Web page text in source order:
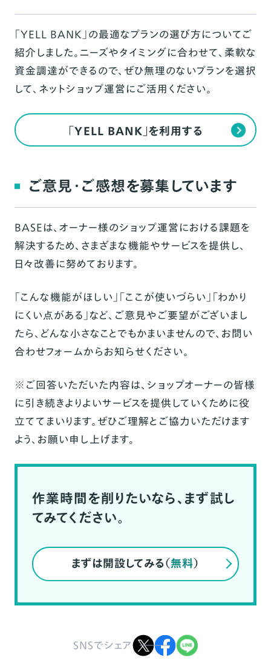
「YELL BANK」の最適なプランの選び方についてご
紹介しました。ニーズやタイミングに合わせて、柔軟な
資金調達ができるので、ぜひ無理のないプランを選択
して、ネットショップ運営にご活用ください。
「YELL BANK」を利用する
ご意見・ご感想を募集しています
BASEは、オーナー様のショップ運営における課題を
解決するため、さまざまな機能やサービスを提供し、
日々改善に努めております。
「こんな機能がほしい」「ここが使いづらい」「わかり
にくい点がある」など、ご意見やご要望がございまし
たら、どんな小さなことでもかまいませんので、お問い
合わせフォームからお知らせください。
※ご回答いただいた内容は、ショップオーナーの皆様
に引き続きよりよいサービスを提供していくために役
立ててまいります。ぜひご理解とご協力いただけます
よう、お願い申し上げます。
作業時間を削りたいなら、まず試し
てみてください。
まずは開設してみる（無料）
SNSでシェア